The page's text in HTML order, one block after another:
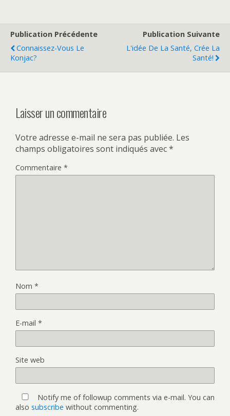
Publication Précédente
Connaissez-Vous Le
Konjac?
Publication Suivante
L'idée De La Santé, Crée La
Santé!
Laisser un commentaire
Votre adresse e-mail ne sera pas publiée. Les
champs obligatoires sont indiqués avec*
Commentaire *
Nom *
E-mail *
Site web
Notify me of followup comments via e-mail. You can
also subscribe without commenting.